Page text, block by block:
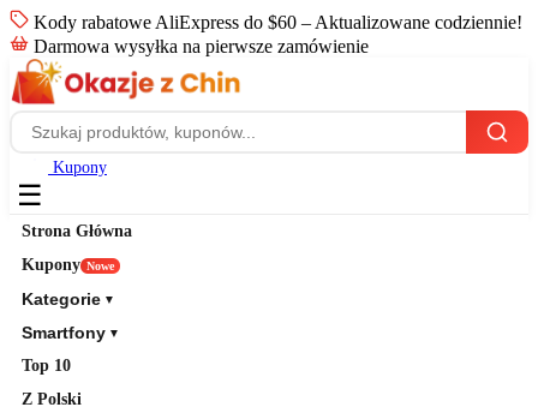
Kody rabatowe AliExpress do $60 – Aktualizowane codziennie!
Darmowa wysyłka na pierwsze zamówienie
Kupony
☰
Strona Główna
Kupony Nowe
Kategorie ▼
Smartfony ▼
Top 10
Z Polski